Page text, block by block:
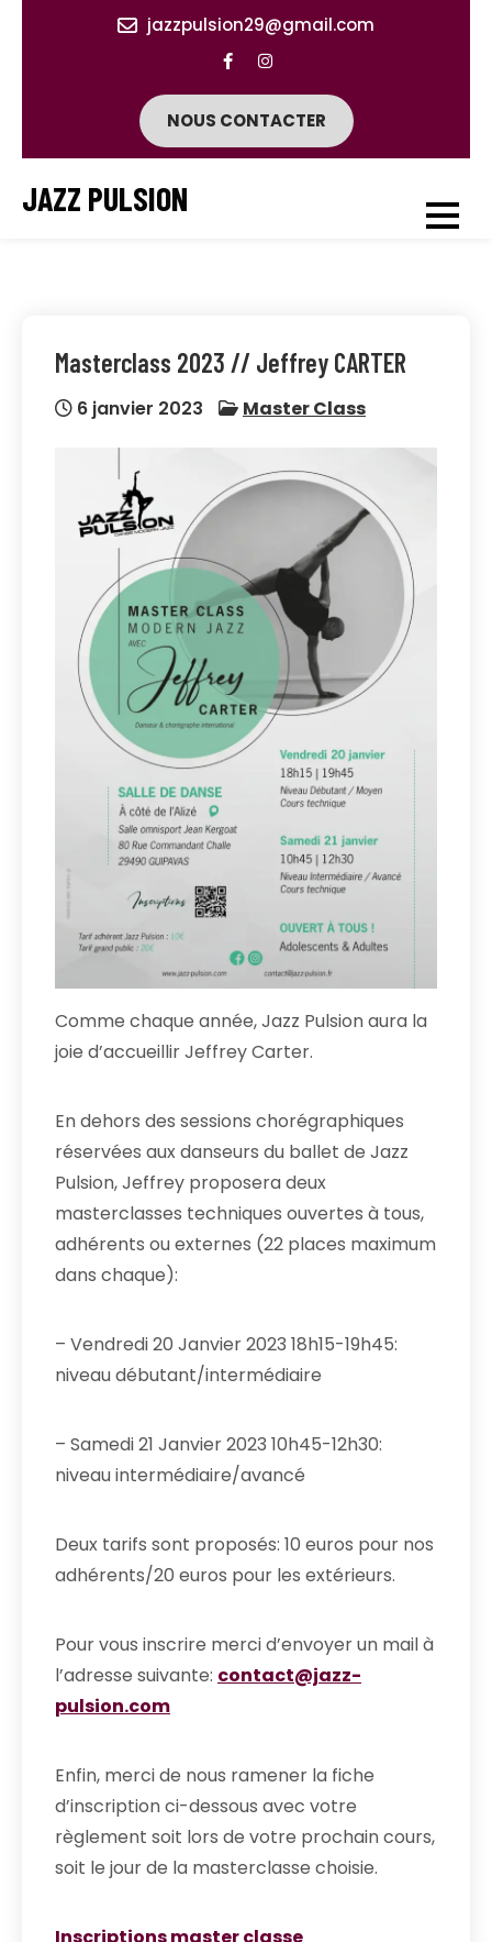
jazzpulsion29@gmail.com
NOUS CONTACTER
JAZZ PULSION
Masterclass 2023 // Jeffrey CARTER
6 janvier 2023 Master Class
Comme chaque année, Jazz Pulsion aura la
joie d’accueillir Jeffrey Carter.
En dehors des sessions chorégraphiques
réservées aux danseurs du ballet de Jazz
Pulsion, Jeffrey proposera deux
masterclasses techniques ouvertes à tous,
adhérents ou externes (22 places maximum
dans chaque):
– Vendredi 20 Janvier 2023 18h15-19h45:
niveau débutant/intermédiaire
– Samedi 21 Janvier 2023 10h45-12h30:
niveau intermédiaire/avancé
Deux tarifs sont proposés: 10 euros pour nos
adhérents/20 euros pour les extérieurs.
Pour vous inscrire merci d’envoyer un mail à
l’adresse suivante: contact@jazz-
pulsion.com
Enfin, merci de nous ramener la fiche
d’inscription ci-dessous avec votre
règlement soit lors de votre prochain cours,
soit le jour de la masterclasse choisie.